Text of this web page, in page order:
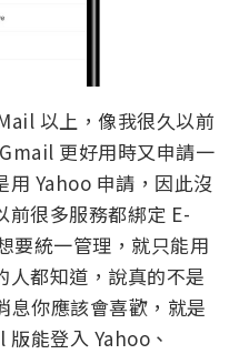
以上，像我很久以前
更好用時又申請一
Yahoo 申請，因此沒
前很多服務都綁定 E-
要統一管理，就只能用
人都知道，說真的不是
你應該會喜歡，就是
能登入 Yahoo、